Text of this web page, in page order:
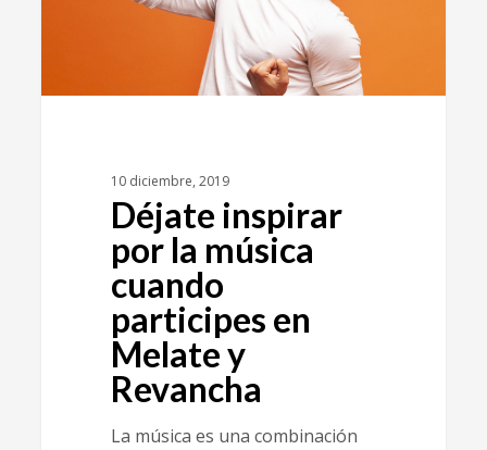
10 diciembre, 2019
Déjate inspirar
por la música
cuando
participes en
Melate y
Revancha
La música es una combinación